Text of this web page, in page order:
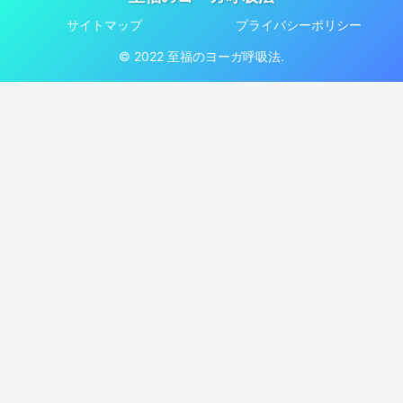
サイトマップ プライバシーポリシー
© 2022 至福のヨーガ呼吸法.